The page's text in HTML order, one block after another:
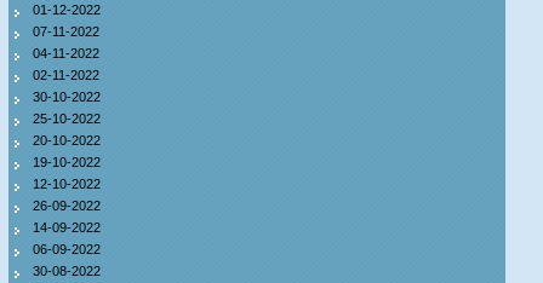
01-12-2022
07-11-2022
04-11-2022
02-11-2022
30-10-2022
25-10-2022
20-10-2022
19-10-2022
12-10-2022
26-09-2022
14-09-2022
06-09-2022
30-08-2022